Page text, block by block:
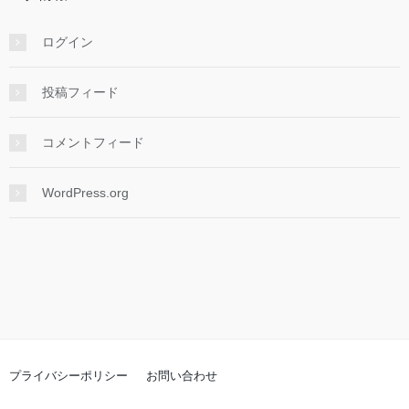
ログイン
投稿フィード
コメントフィード
WordPress.org
プライバシーポリシー お問い合わせ